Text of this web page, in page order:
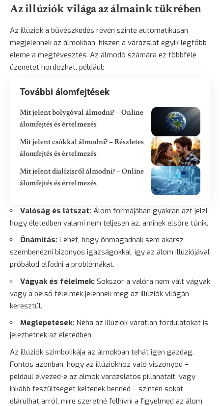
Az illúziók világa az álmaink tükrében
Az illúziók a bűvészkedés révén szinte automatikusan
megjelennek az álmokban, hiszen a varázslat egyik legfőbb
eleme a megtévesztés. Az álmodó számára ez többféle
üzenetet hordozhat, például:
További álomfejtések
Mit jelent bolygóval álmodni? – Online
álomfejtés és értelmezés
Mit jelent csókkal álmodni? – Részletes
álomfejtés és értelmezés
Mit jelent dialízisről álmodni? – Online
álomfejtés és értelmezés
Valóság és látszat: Álom formájában gyakran azt jelzi,
hogy életedben valami nem teljesen az, aminek elsőre tűnik.
Önámítás: Lehet, hogy önmagadnak sem akarsz
szembenézni bizonyos igazságokkal, így az álom illúziójával
próbálod elfedni a problémákat.
Vágyak és félelmek: Sokszor a valóra nem vált vágyak
vagy a belső félelmek jelennek meg az illúziók világán
keresztül.
Meglepetések: Néha az illúziók váratlan fordulatokat is
jelezhetnek az életedben.
Az illúziók szimbolikája az álmokban tehát igen gazdag.
Fontos azonban, hogy az illúziókhoz való viszonyod –
például élvezed-e az álmok varázslatos pillanatait, vagy
inkább feszültséget keltenek benned – szintén sokat
elárulhat arról, mire szeretné felhívni a figyelmed az álom.